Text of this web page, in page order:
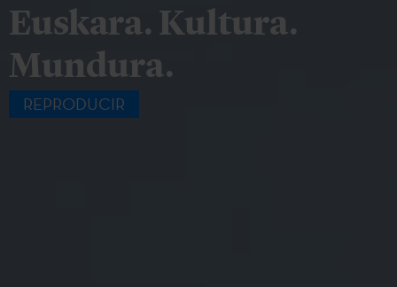
Euskara. Kultura.
Mundura.
REPRODUCIR